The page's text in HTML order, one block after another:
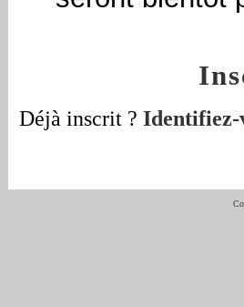
Déjà inscrit ? Identifiez-